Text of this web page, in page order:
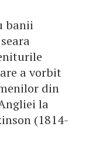
banii
a vorbit
din
la
(1814-